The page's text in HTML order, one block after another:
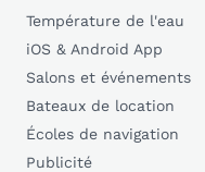
Température de l'eau
iOS & Android App
Salons et événements
Bateaux de location
Écoles de navigation
Publicité